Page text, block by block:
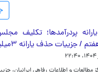
پردرآمدها؛ تکلیف
/ جزییات حذف یارانه ۳میلیون نفر